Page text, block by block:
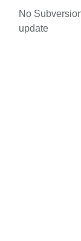
No
update